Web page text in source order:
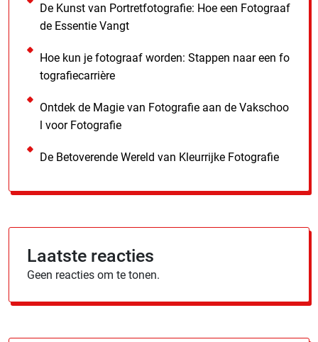
De Kunst van Portretfotografie: Hoe een Fotograaf
de Essentie Vangt
Hoe kun je fotograaf worden: Stappen naar een fo
tografiecarrière
Ontdek de Magie van Fotografie aan de Vakschoo
l voor Fotografie
De Betoverende Wereld van Kleurrijke Fotografie
Laatste reacties
Geen reacties om te tonen.